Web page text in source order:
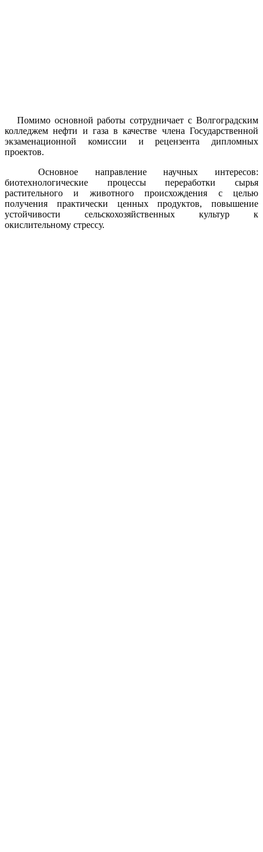
Помимо основной работы сотрудничает с Волгоградским
колледжем нефти и газа в качестве члена Государственной
экзаменационной комиссии и рецензента дипломных
проектов.
Основное направление научных интересов:
биотехнологические процессы переработки сырья
растительного и животного происхождения с целью
получения практически ценных продуктов, повышение
устойчивости сельскохозяйственных культур к
окислительному стрессу.